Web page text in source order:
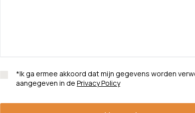
*Ik ga ermee akkoord dat mijn gegevens worden
aangegeven in de Privacy Policy